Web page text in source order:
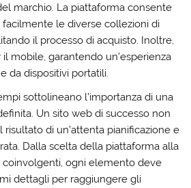
marchio. La piattaforma consente
le diverse collezioni di
il processo di acquisto. Inoltre,
mobile, garantendo un’esperienza
da dispositivi portatili.
sottolineano l’importanza di una
Un sito web di successo non
risultato di un’attenta pianificazione e
Dalla scelta della piattaforma alla
ogni elemento deve
dettagli per raggiungere gli